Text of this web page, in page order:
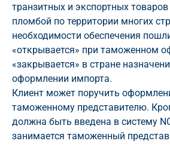
транзитных и экспортных
пломбой по территории многих
необходимости обеспечения
«открывается» при таможенном
«закрывается» в стране
оформлении импорта.
Клиент может поручить
таможенному представителю.
должна быть введена в систему
занимается таможенный